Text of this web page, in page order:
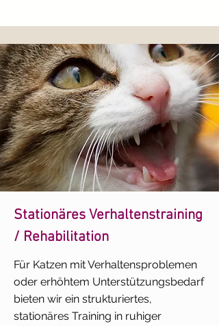
Stationäres Verhaltenstraining
/ Rehabilitation
Für Katzen mit Verhaltensproblemen
oder erhöhtem Unterstützungsbedarf
bieten wir ein strukturiertes,
stationäres Training in ruhiger